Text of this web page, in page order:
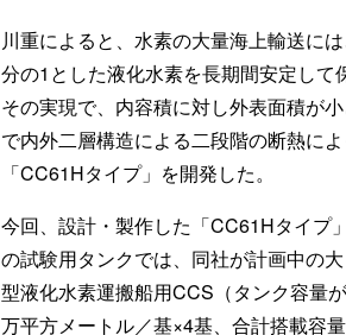
川重によると、水素の大量海上輸送に
分の1とした液化水素を長期間安定して
その実現で、内容積に対し外表面積が
で内外二層構造による二段階の断熱に
「CC61Hタイプ」を開発した。
今回、設計・製作した「CC61Hタイプ」
の試験用タンクでは、同社が計画中の大
型液化水素運搬船用CCS（タンク容量
万平方メートル／基×4基、合計搭載容量